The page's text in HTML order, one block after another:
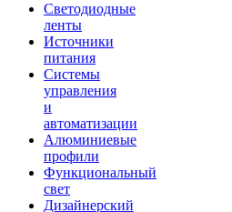
Светодиодные
ленты
Источники
питания
Системы
управления
и
автоматизации
Алюминиевые
профили
Функциональный
свет
Дизайнерский